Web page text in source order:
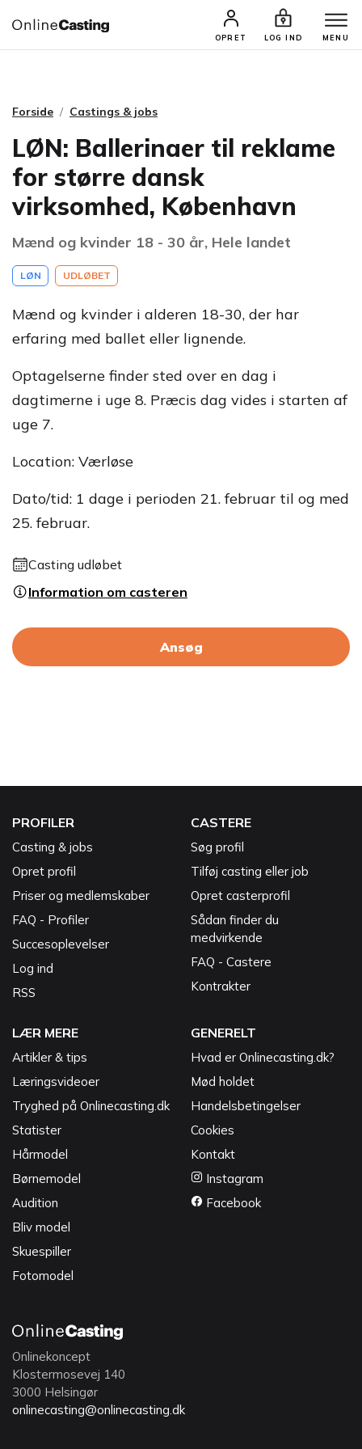
OPRET LOG IND MENU
CASTINGS & JOBS SØG PROFIL
Forside Castings & jobs
LØN: Ballerinaer til reklame
for større dansk
virksomhed, København
Mænd og kvinder 18 - 30 år, Hele landet
LØN UDLØBET
Mænd og kvinder i alderen 18-30, der har
erfaring med ballet eller lignende.
Optagelserne finder sted over en dag i
dagtimerne i uge 8. Præcis dag vides i starten af
uge 7.
Location: Værløse
Dato/tid: 1 dage i perioden 21. februar til og med
25. februar.
Casting udløbet
Information om casteren
Ansøg
PROFILER
Casting & jobs
Opret profil
Priser og medlemskaber
FAQ - Profiler
Succesoplevelser
Log ind
RSS
CASTERE
Søg profil
Tilføj casting eller job
Opret casterprofil
Sådan finder du
medvirkende
FAQ - Castere
Kontrakter
LÆR MERE
Artikler & tips
Læringsvideoer
Tryghed på Onlinecasting.dk
Statister
Hårmodel
Børnemodel
Audition
Bliv model
Skuespiller
Fotomodel
GENERELT
Hvad er Onlinecasting.dk?
Mød holdet
Handelsbetingelser
Cookies
Kontakt
Instagram
Facebook
Onlinekoncept
Klostermosevej 140
3000 Helsingør
onlinecasting@onlinecasting.dk